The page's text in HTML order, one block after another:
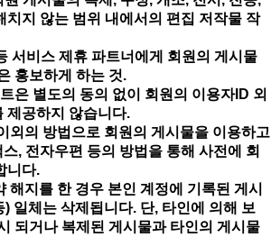
치지 않는 범위 내에서의 편집 저작물 작
비스 제휴 파트너에게 회원의 게시물
홍보하게 하는 것.
별도의 동의 없이 회원의 이용자ID 외
제공하지 않습니다.
외의 방법으로 회원의 게시물을 이용하고
, 전자우편 등의 방법을 통해 사전에 회
니다.
지를 한 경우 본인 계정에 기록된 게시
일체는 삭제됩니다. 단, 타인에 의해 보
되거나 복제된 게시물과 타인의 게시물